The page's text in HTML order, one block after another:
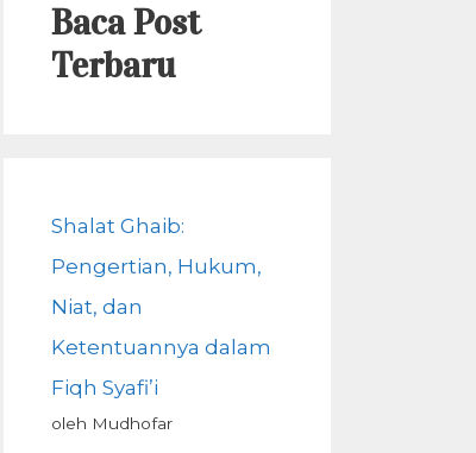
Baca Post
Terbaru
Shalat Ghaib:
Pengertian, Hukum,
Niat, dan
Ketentuannya dalam
Fiqh Syafi’i
oleh Mudhofar